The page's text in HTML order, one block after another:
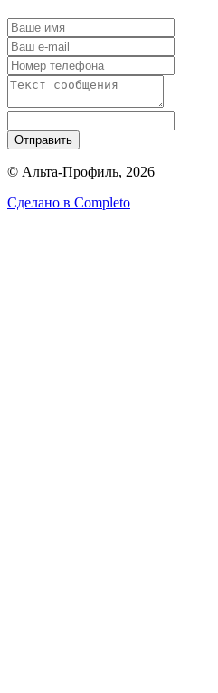
Отправить
© Альта-Профиль, 2026
Сделано в Completo